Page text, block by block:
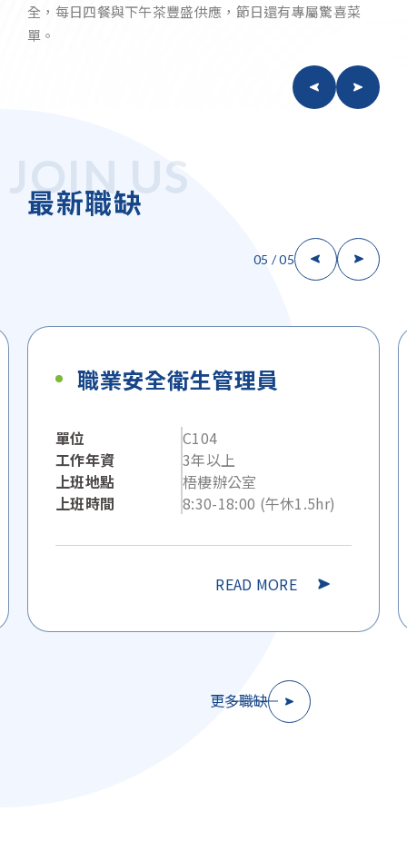
全，每日四餐與下午茶豐盛供應，節日還有專屬驚喜菜
單。
最新職缺
JOIN US
05 /05
職業安全衛生管理員
單位
C104
工作年資
3年以上
上班地點
梧棲辦公室
上班時間
8:30-18:00 (午休1.5hr)
READ MORE
更多職缺